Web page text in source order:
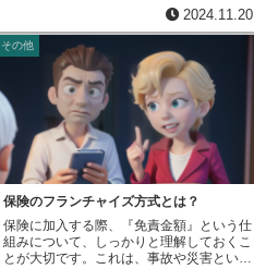
題となっています。こうした状況の中で、
情報の持ち主の権利を守るための基本的な
指針となるのが、個人情報保護方針、つま
り個人情報保護の基礎です。個人情報保護
の基礎は、事業を行う団体などが、個人の
情報を集めたり、利用したり、保管したり
する際のルールを定めたものです。これ
は、事業者側が個人の情報をどのように扱
うかを示すことで、情報を持つ人からの信
頼を得ることを目的としています。また、
働く人全体への意識向上を促し、組織全体
で個人の情報を守る体制を作る上でも重要
な役割を果たします。個人情報保護の基礎
を定め、公表することで、事業者は個人の
情報を大切に取り扱うという姿勢を示すこ
とができます。これは、情報を持つ人から
2024.11.20
その他
保険のフランチャイズ方式とは？
保険に加入する際、『免責金額』という仕
組みについて、しっかりと理解しておくこ
とが大切です。これは、事故や災害といっ